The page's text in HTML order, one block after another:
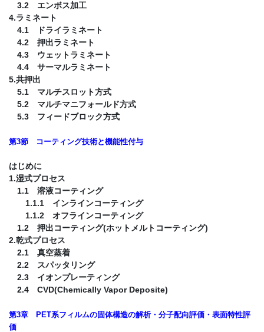
3.2 エンボス加工
4.ラミネート
4.1 ドライラミネート
4.2 押出ラミネート
4.3 ウェットラミネート
4.4 サーマルラミネート
5.共押出
5.1 マルチスロット方式
5.2 マルチマニフォールド方式
5.3 フィードブロック方式
第3節 コーティング技術と機能性付与
はじめに
1.湿式プロセス
1.1 溶液コーティング
1.1.1 インラインコーティング
1.1.2 オフラインコーティング
1.2 押出コーティング(ホットメルトコーティング)
2.乾式プロセス
2.1 真空蒸着
2.2 スパッタリング
2.3 イオンプレーティング
2.4 CVD(Chemically Vapor Deposite)
第3章 PET系フィルムの固体構造の解析・分子配向評価・表面特性評
価